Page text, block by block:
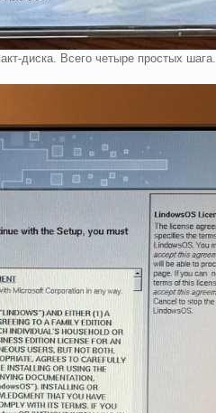
диска. Всего четыре простых шага.